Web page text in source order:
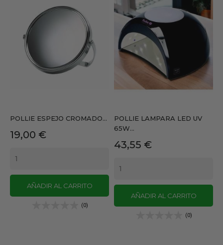
POLLIE ESPEJO CROMADO...
Precio
19,00 €
AÑADIR AL CARRITO
(0)
POLLIE LAMPARA LED UV
65W...
Precio
43,55 €
AÑADIR AL CARRITO
(0)